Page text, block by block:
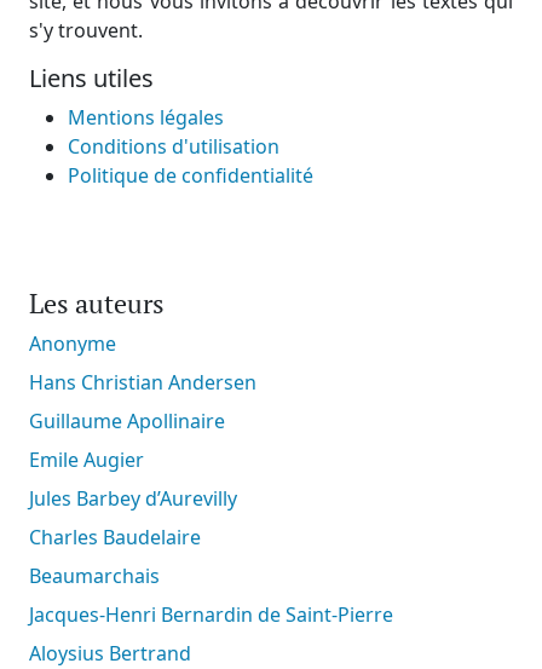
s'y trouvent.
Liens utiles
Mentions légales
Conditions d'utilisation
Politique de confidentialité
Les auteurs
Anonyme
Hans Christian Andersen
Guillaume Apollinaire
Emile Augier
Jules Barbey d’Aurevilly
Charles Baudelaire
Beaumarchais
Jacques-Henri Bernardin de Saint-Pierre
Aloysius Bertrand